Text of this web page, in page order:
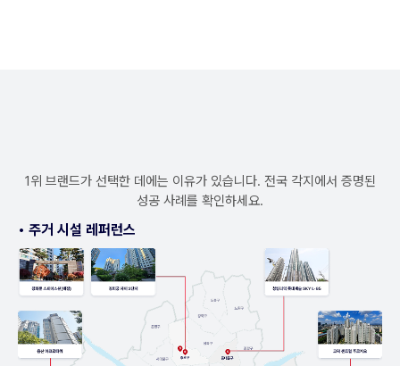
1위 브랜드가 선택한 데에는 이유가 있습니다. 전국 각지에서 증명된
성공 사례를 확인하세요.
• 주거 시설 레퍼런스